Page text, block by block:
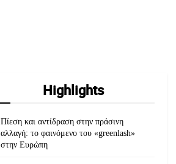
Highlights
Πίεση και αντίδραση στην πράσινη
αλλαγή: το φαινόμενο του «greenlash»
στην Ευρώπη